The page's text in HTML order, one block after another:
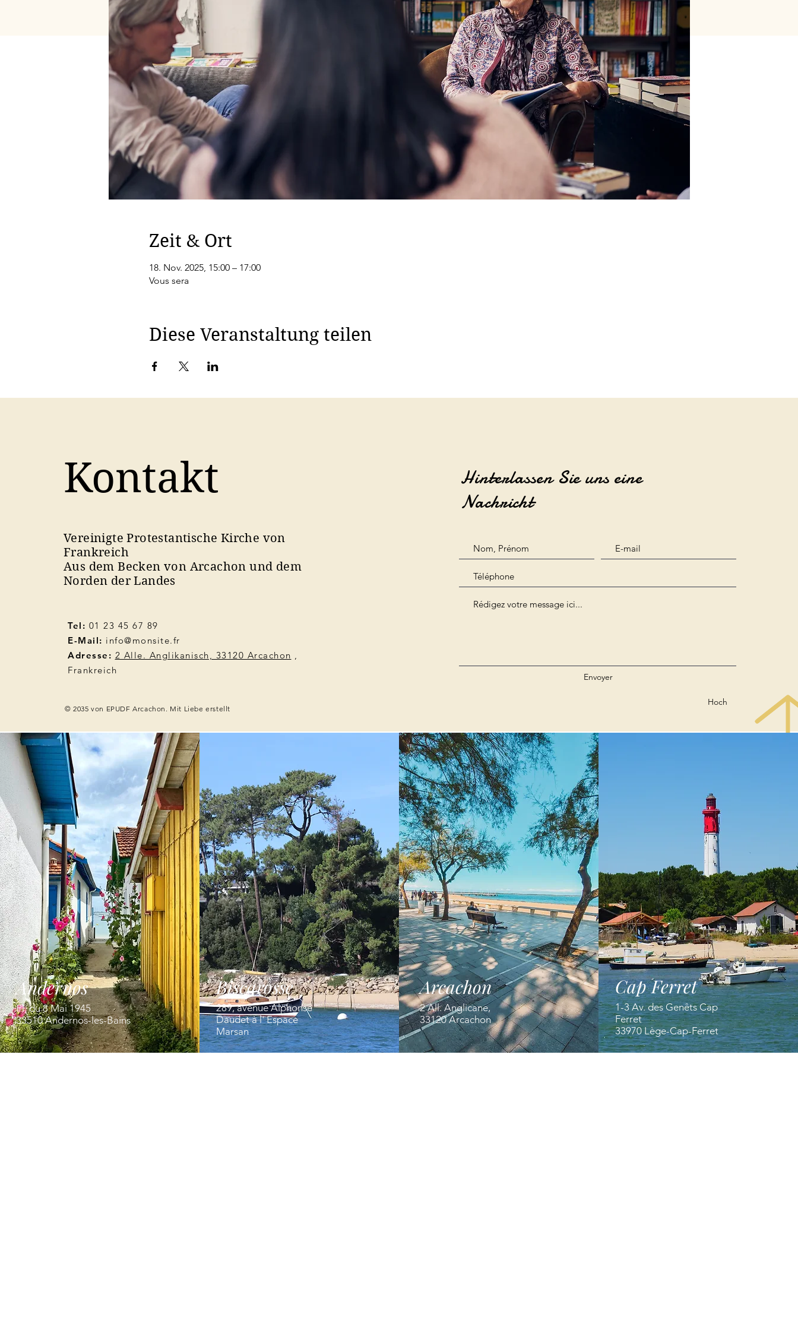
Zeit & Ort
18. Nov. 2025, 15:00 – 17:00
Vous sera
Diese Veranstaltung teilen
Kontakt
Vereinigte Protestantische Kirche von
Frankreich
Aus dem Becken von Arcachon und dem
Norden der Landes
Tel: 01 23 45 67 89
E-Mail: info@monsite.fr
Adresse: 2 Alle. Anglikanisch, 33120 Arcachon ,
Frankreich
© 2035 von EPUDF Arcachon. Mit Liebe erstellt
Hinterlassen Sie uns eine
Nachricht
Envoyer
Hoch
Andernos
Pl. du 8 Mai 1945
33510 Andernos-les-Bains
Biscarosse
289, avenue Alphonse
Daudet à l' Espace
Marsan
Arcachon
2 All. Anglicane,
33120 Arcachon
Cap Ferret
1-3 Av. des Genêts Cap
Ferret
33970 Lège-Cap-Ferret